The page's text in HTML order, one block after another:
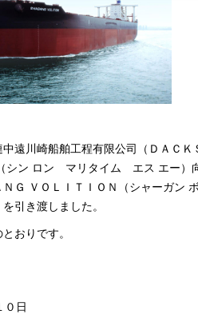
遠川崎船舶工程有限公司（ＤＡＣＫ
ン ロン マリタイム エス エー）
Ｇ ＶＯＬＩＴＩＯＮ（シャーガン
引き渡しました。
おりです。
０日